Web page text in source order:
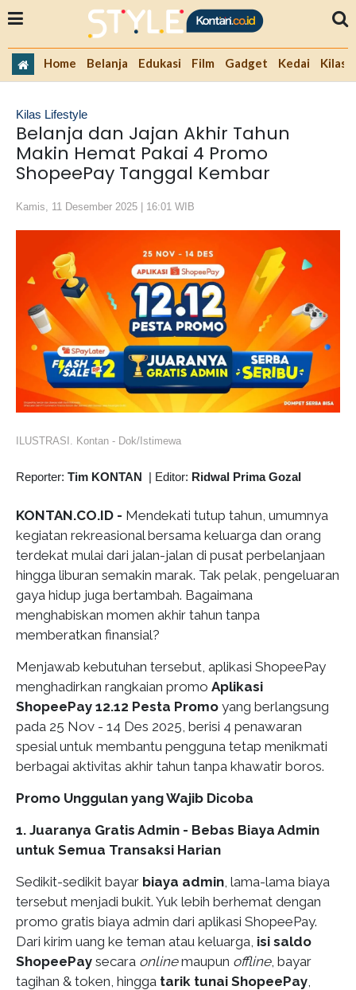
Home Belanja Edukasi Film Gadget Kedai Kilas
Kilas Lifestyle
Belanja dan Jajan Akhir Tahun
Makin Hemat Pakai 4 Promo
ShopeePay Tanggal Kembar
Kamis, 11 Desember 2025 | 16:01 WIB
ILUSTRASI. Kontan - Dok/Istimewa
Reporter: Tim KONTAN | Editor: Ridwal Prima Gozal
KONTAN.CO.ID - Mendekati tutup tahun, umumnya
kegiatan rekreasional bersama keluarga dan orang
terdekat mulai dari jalan-jalan di pusat perbelanjaan
hingga liburan semakin marak. Tak pelak, pengeluaran
gaya hidup juga bertambah. Bagaimana
menghabiskan momen akhir tahun tanpa
memberatkan finansial?
Menjawab kebutuhan tersebut, aplikasi ShopeePay
menghadirkan rangkaian promo Aplikasi
ShopeePay 12.12 Pesta Promo yang berlangsung
pada 25 Nov - 14 Des 2025, berisi 4 penawaran
spesial untuk membantu pengguna tetap menikmati
berbagai aktivitas akhir tahun tanpa khawatir boros.
Promo Unggulan yang Wajib Dicoba
1. Juaranya Gratis Admin - Bebas Biaya Admin
untuk Semua Transaksi Harian
Sedikit-sedikit bayar biaya admin, lama-lama biaya
tersebut menjadi bukit. Yuk lebih berhemat dengan
promo gratis biaya admin dari aplikasi ShopeePay.
Dari kirim uang ke teman atau keluarga, isi saldo
ShopeePay secara onlinemaupun offline, bayar
tagihan & token, hingga tarik tunai ShopeePay,